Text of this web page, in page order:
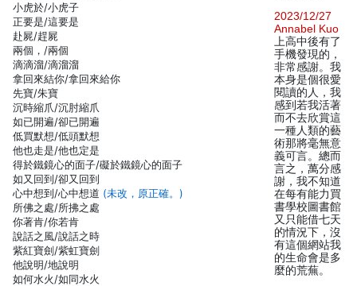
小虎於/小虎子
正要是/這要是
赴屍/趕屍
兩個，/兩個
滴滴溜/滴溜溜
拿回來結你/拿回來給你
先寶/朱寶
沉時縮爪/沉肘縮爪
如已開遍/卻已開遍
低買默想/低頭默想
他也走是/他也定是
得於鐵鏡心的面子/礙於鐵鏡心的面子
如又回到/卻又回到
心中想到/心中想道 (未改，原正確。)
所佛之處/所拂之處
你著肯/你若肯
說話之風/說話之時
紫紅寶劍/紫虹寶劍
他說明/地說明
如何水火/如同水火
2023/12/27
Annabel Kuo
上高中後有了
手機發現的，
非常感謝。我
本身是個很愛
閱讀的人，我
感到若我活著
而不去欣賞這
一種人類的藝
術那將毫無意
義可言。總而
言之，萬分感
謝，我不知道
在每有能力買
書學校圖書館
又只能借七天
的情況下，沒
有這個網站我
的生命會是多
麼的荒蕪。